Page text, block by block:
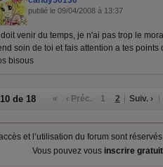
publié le 09/04/2008 à 13:37
venir du temps, je n'ai pas trop le
soin de toi et fais attention a tes points
bisous
de 18 « ‹ Préc. 1 2 Suiv. ›
et l’utilisation du forum sont
Vous pouvez vous inscrire